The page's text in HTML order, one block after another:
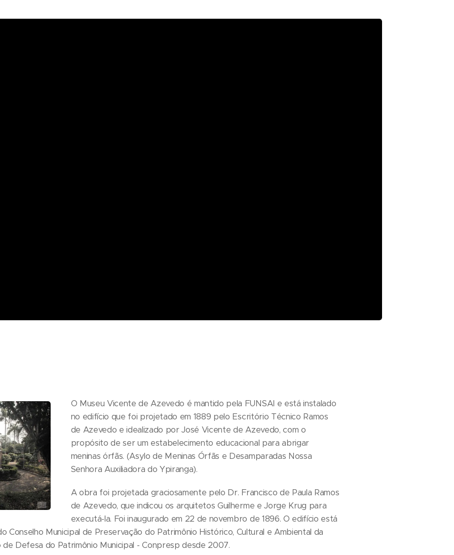
O Museu Vicente de Azevedo é mantido pela FUNSAI e está instalado
no edifício que foi projetado em 1889 pelo Escritório Técnico Ramos
de Azevedo e idealizado por José Vicente de Azevedo, com o
propósito de ser um estabelecimento educacional para abrigar
meninas órfãs. (Asylo de Meninas Órfãs e Desamparadas Nossa
Senhora Auxiliadora do Ypiranga).
A obra foi projetada graciosamente pelo Dr. Francisco de Paula Ramos
de Azevedo, que indicou os arquitetos Guilherme e Jorge Krug para
executá-la. Foi inaugurado em 22 de novembro de 1896. O edifício está
Municipal de Preservação do Patrimônio Histórico, Cultural e Ambiental da
de Defesa do Patrimônio Municipal - Conpresp desde 2007.